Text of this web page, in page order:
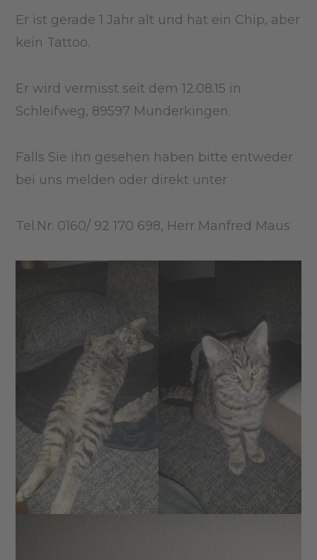
Er ist gerade 1 Jahr alt und hat ein Chip, aber
kein Tattoo.
Er wird vermisst seit dem 12.08.15 in
Schleifweg, 89597 Munderkingen.
Falls Sie ihn gesehen haben bitte entweder
bei uns melden oder direkt unter
Tel.Nr. 0160/ 92 170 698, Herr Manfred Maus